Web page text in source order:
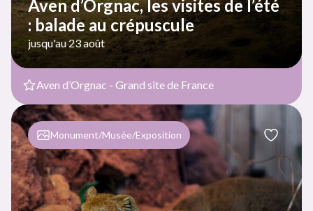
Aven d’Orgnac, les visites de l’été
: balade au crépuscule
jusqu'au 23 août
Aven d’Orgnac - Grand site de France
Monument/Musée/Exposition